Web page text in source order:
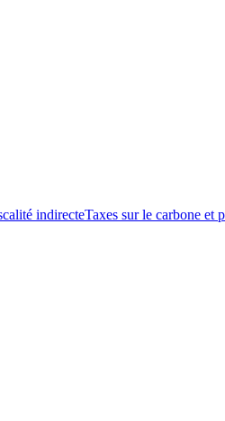
indirecteTaxes sur le carbone et